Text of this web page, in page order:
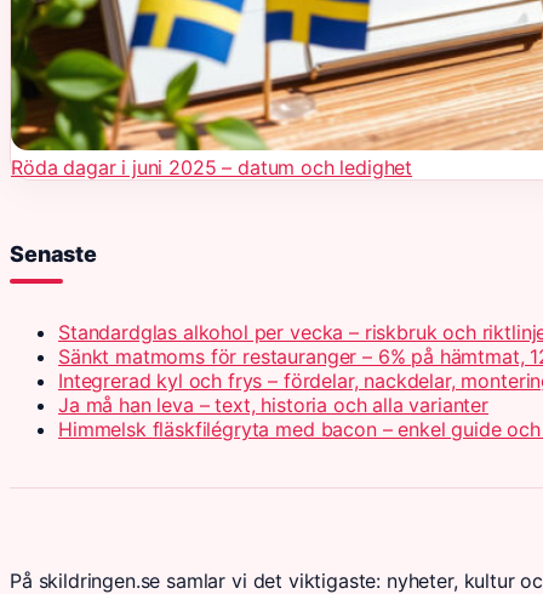
Röda dagar i juni 2025 – datum och ledighet
Senaste
Standardglas alkohol per vecka – riskbruk och
Sänkt matmoms för restauranger – 6% på hämtmat,
Integrerad kyl och frys – fördelar, nackdelar,
Ja må han leva – text, historia och alla varianter
Himmelsk fläskfilégryta med bacon – enkel guide
På skildringen.se samlar vi det viktigaste: nyheter, kultur